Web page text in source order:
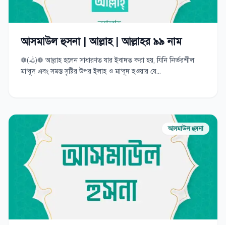
আসমাউল হুসনা | আল্লাহ | আল্লাহর ৯৯ নাম
❁(ﷲ)❁ আল্লাহ হলেন সাধারণত যার ইবাদত করা হয়, যিনি নির্ভরশীল
মা‘বূদ এবং সমস্ত সৃষ্টির উপর ইলাহ ও মা‘বূদ হওয়ার যে...
আসমাউল হুসনা